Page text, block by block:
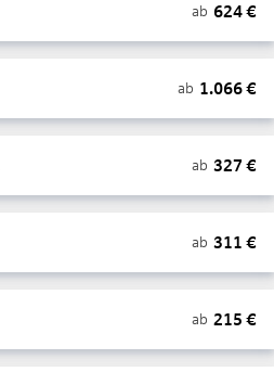
ab 624€
ab 1.066€
ab 327 €
ab 311 €
ab 215 €